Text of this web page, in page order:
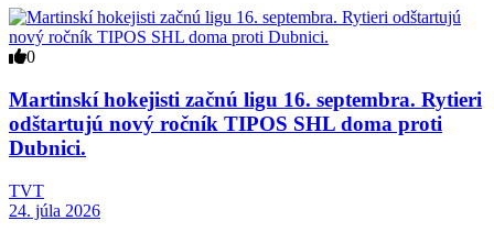
0
Martinskí hokejisti začnú ligu 16. septembra. Rytieri
odštartujú nový ročník TIPOS SHL doma proti
Dubnici.
TVT
24. júla 2026